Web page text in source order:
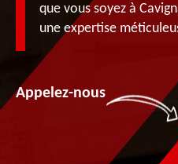
que vous soyez à
une expertise
Appelez-nous